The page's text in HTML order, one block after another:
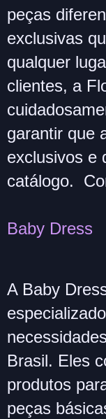
peças
exclusivas
qualquer
clientes, a
garantir que
exclusivos e
catálogo.
Baby Dress
A Baby
Brasil. Eles
produtos
peças